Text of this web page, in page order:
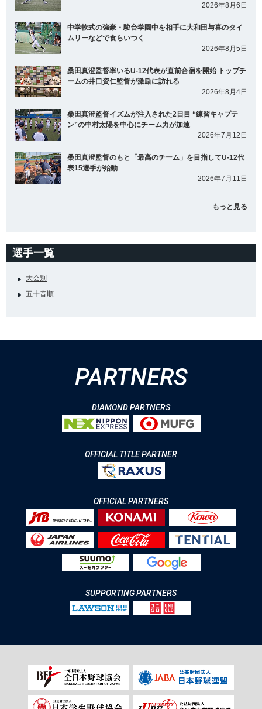
2026年8月6日
中学軟式の強豪・駿台学園中を相手に大和田与喜のタイ
ムリーなどで食らいつく
2026年8月5日
桑田真澄監督率いるU-12代表が直前合宿を開始 トップチ
ームの井口資仁監督が激励に訪れる
2026年8月4日
桑田真澄監督イズムが注入された2日目 “練習キャプテ
ン”の中村太陽を中心にチーム力が加速
2026年7月12日
桑田真澄監督のもと「最高のチーム」を目指してU-12代
表15選手が始動
2026年7月11日
もっと見る
選手一覧
大会別
五十音順
PARTNERS
DIAMOND PARTNERS
OFFICIAL TITLE PARTNER
OFFICIAL PARTNERS
SUPPORTING PARTNERS